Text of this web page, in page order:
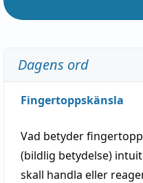
Dagens ord
Fingertoppskänsla
Vad betyder
(bildlig betydelse)
skall handla eller